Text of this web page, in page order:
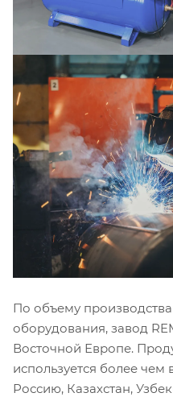
По объему
оборудования, завод
Восточной Европе.
используется более чем
Россию, Казахстан,